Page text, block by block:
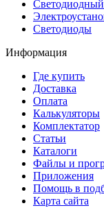
Светодиодный
Светодиоды
Информация
Где купить
Доставка
Оплата
Калькуляторы
Комплектатор
Статьи
Каталоги
Файлы и
Приложения
Помощь в
Карта сайта